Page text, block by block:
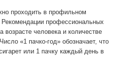
проходить в профильном
Рекомендации профессиональных
возрасте человека и количестве
«1 пачко-год» обозначает, что
или 1 пачку каждый день в